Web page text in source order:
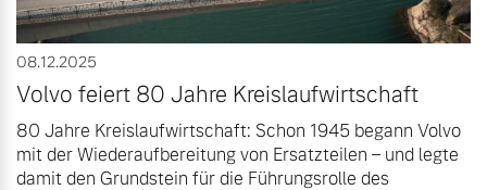
08.12.2025
Volvo feiert 80 Jahre Kreislaufwirtschaft
80 Jahre Kreislaufwirtschaft: Schon 1945 begann Volvo
mit der Wiederaufbereitung von Ersatzteilen – und legte
damit den Grundstein für die Führungsrolle des